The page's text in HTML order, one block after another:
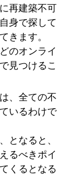
再建築不可
身で探して
きます。
のオンライ
見つけるこ
、全ての不
いるわけで
となると、
るべきポイ
くるとなる